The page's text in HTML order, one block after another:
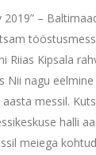
2019” –
Riias Kipsala
Nii nagu
messil.
halli
meiega